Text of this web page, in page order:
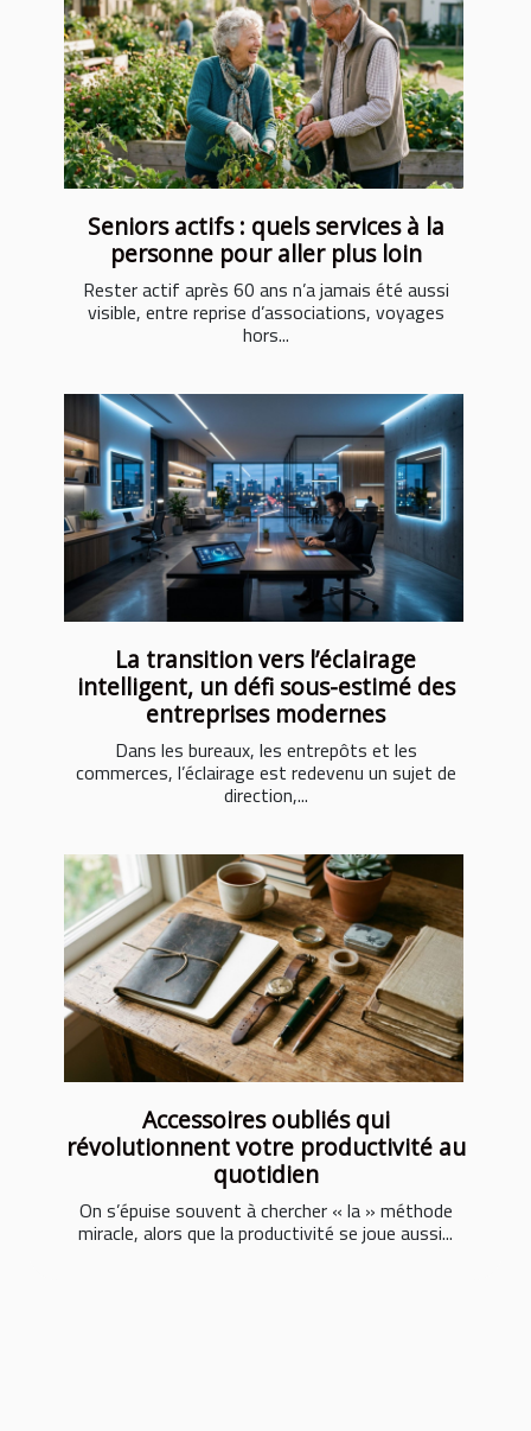
Seniors actifs : quels services à la
personne pour aller plus loin
Rester actif après 60 ans n’a jamais été aussi
visible, entre reprise d’associations, voyages
hors...
La transition vers l’éclairage
intelligent, un défi sous-estimé des
entreprises modernes
Dans les bureaux, les entrepôts et les
commerces, l’éclairage est redevenu un sujet de
direction,...
Accessoires oubliés qui
révolutionnent votre productivité au
quotidien
On s’épuise souvent à chercher « la » méthode
miracle, alors que la productivité se joue aussi...